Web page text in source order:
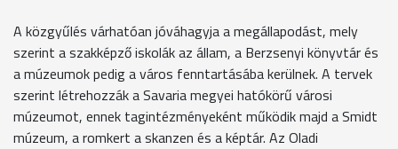
A közgyűlés várhatóan jóváhagyja a megállapodást, mely
szerint a szakképző iskolák az állam, a Berzsenyi könyvtár és
a múzeumok pedig a város fenntartásába kerülnek. A tervek
szerint létrehozzák a Savaria megyei hatókörű városi
múzeumot, ennek tagintézményeként működik majd a Smidt
múzeum, a romkert a skanzen és a képtár. Az Oladi